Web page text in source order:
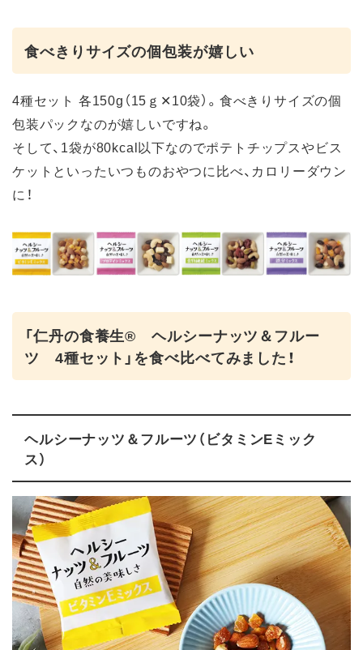
食べきりサイズの個包装が嬉しい
4種セット 各150g（15ｇ✕10袋）。食べきりサイズの個
包装パックなのが嬉しいですね。
そして、1袋が80kcal以下なのでポテトチップスやビス
ケットといったいつものおやつに比べ、カロリーダウン
に！
「仁丹の食養生® ヘルシーナッツ＆フルー
ツ 4種セット」を食べ比べてみました！
ヘルシーナッツ＆フルーツ（ビタミンEミック
ス）